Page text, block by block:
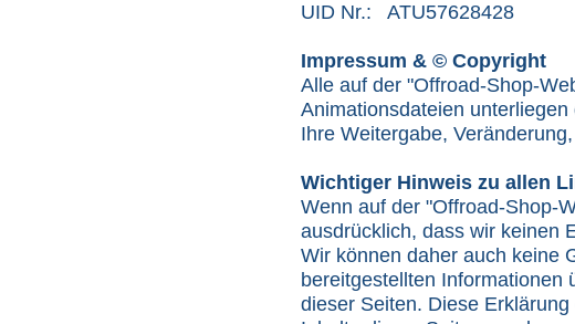
UID Nr.: ATU57628428
Impressum & © Copyright
Alle auf der "Offroad-Shop-
Animationsdateien
Ihre Weitergabe,
Wichtiger Hinweis zu allen
Wenn auf der "Offroad-Shop-
ausdrücklich, dass wir keinen
Wir können daher auch keine
bereitgestellten Informationen
dieser Seiten. Diese